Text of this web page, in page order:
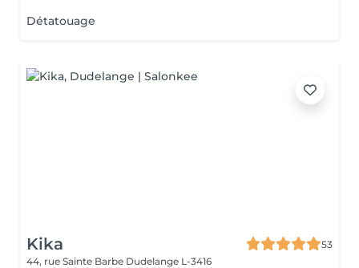
Détatouage
Kika
53
44, rue Sainte Barbe Dudelange L-3416